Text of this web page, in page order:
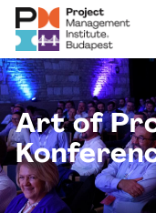
Art of